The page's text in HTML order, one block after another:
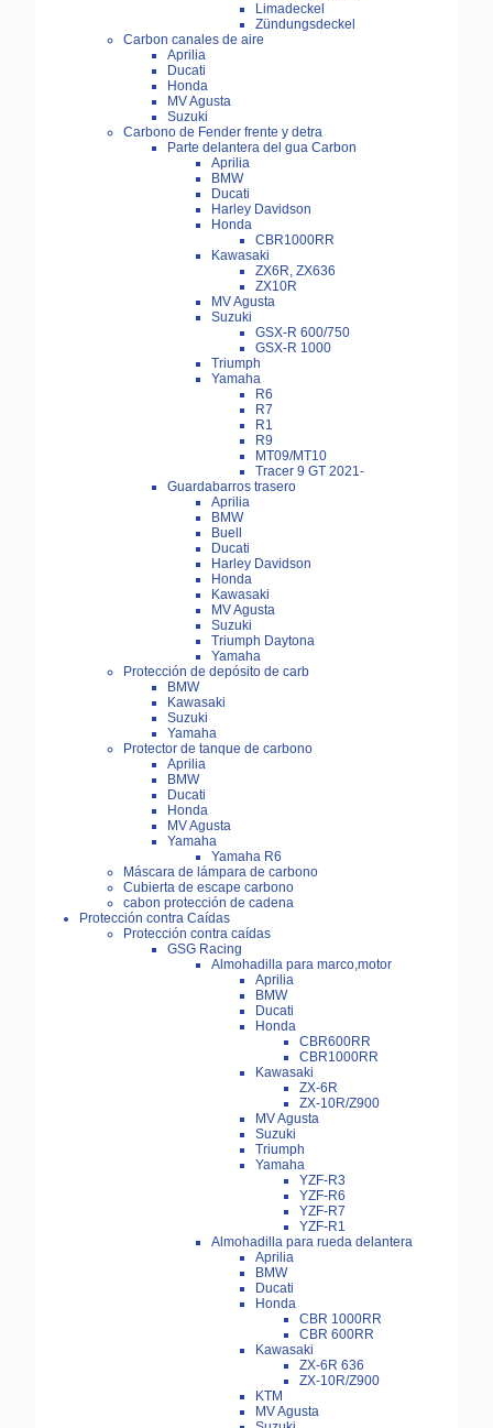
Limadeckel
Zündungsdeckel
Carbon canales de aire
Aprilia
Ducati
Honda
MV Agusta
Suzuki
Carbono de Fender frente y detra
Parte delantera del gua Carbon
Aprilia
BMW
Ducati
Harley Davidson
Honda
CBR1000RR
Kawasaki
ZX6R, ZX636
ZX10R
MV Agusta
Suzuki
GSX-R 600/750
GSX-R 1000
Triumph
Yamaha
R6
R7
R1
R9
MT09/MT10
Tracer 9 GT 2021-
Guardabarros trasero
Aprilia
BMW
Buell
Ducati
Harley Davidson
Honda
Kawasaki
MV Agusta
Suzuki
Triumph Daytona
Yamaha
Protección de depósito de carb
BMW
Kawasaki
Suzuki
Yamaha
Protector de tanque de carbono
Aprilia
BMW
Ducati
Honda
MV Agusta
Yamaha
Yamaha R6
Máscara de lámpara de carbono
Cubierta de escape carbono
cabon protección de cadena
Protección contra Caídas
Protección contra caídas
GSG Racing
Almohadilla para marco,motor
Aprilia
BMW
Ducati
Honda
CBR600RR
CBR1000RR
Kawasaki
ZX-6R
ZX-10R/Z900
MV Agusta
Suzuki
Triumph
Yamaha
YZF-R3
YZF-R6
YZF-R7
YZF-R1
Almohadilla para rueda delantera
Aprilia
BMW
Ducati
Honda
CBR 1000RR
CBR 600RR
Kawasaki
ZX-6R 636
ZX-10R/Z900
KTM
MV Agusta